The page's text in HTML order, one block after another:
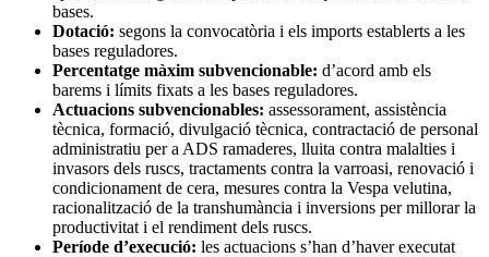
bases.
Dotació: segons la convocatòria i els imports establerts a les
bases reguladores.
Percentatge màxim subvencionable: d’acord amb els
barems i límits fixats a les bases reguladores.
Actuacions subvencionables: assessorament, assistència
tècnica, formació, divulgació tècnica, contractació de personal
administratiu per a ADS ramaderes, lluita contra malalties i
invasors dels ruscs, tractaments contra la varroasi, renovació i
condicionament de cera, mesures contra la Vespa velutina,
racionalització de la transhumància i inversions per millorar la
productivitat i el rendiment dels ruscs.
Període d’execució: les actuacions s’han d’haver executat